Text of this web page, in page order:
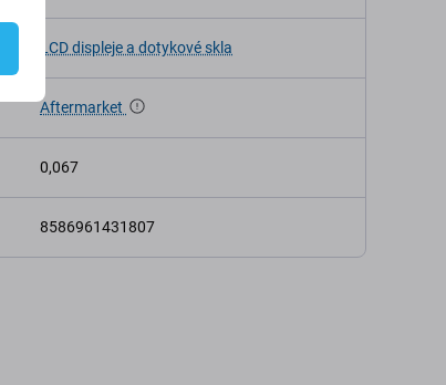
LCD displeje a dotykové skla
Aftermarket
0,067
8586961431807